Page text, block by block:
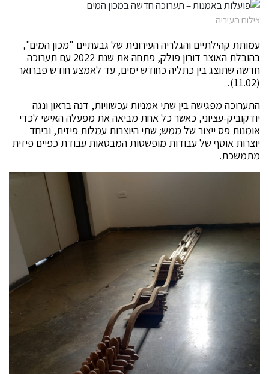
צילום העיריה
עמותת קהילתיים והגלריה העירונית של גבעתיים "מכון המים",
בהובלת האוצר דורון פולק, פתחה את שנת 2022 עם תערוכה
חדשה שתוצג בין כתליה כחודש ימים, עד לאמצע חודש פברואר
(11.02).
התערוכה מפגישה בין שתי אמניות עכשוויות, דנה בראון ונגה
יודקוביק-עציוני, כאשר כל אחת מביאה את מפעלה האישי לכדי
אומנות פס ייצור של ממש; שתי היוצרות עמלות פיזית, וביחד
יוצרות אוסף של עבודות מופשטות המבטאות עבודת כפיים פיזית
מתמשכת.